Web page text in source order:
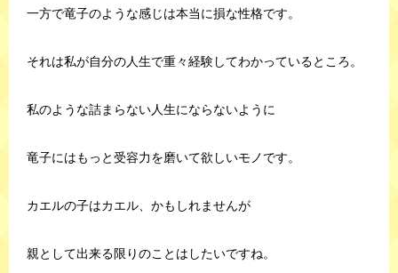
一方で竜子のような感じは本当に損な性格です。
それは私が自分の人生で重々経験してわかっているところ。
私のような詰まらない人生にならないように
竜子にはもっと受容力を磨いて欲しいモノです。
カエルの子はカエル、かもしれませんが
親として出来る限りのことはしたいですね。